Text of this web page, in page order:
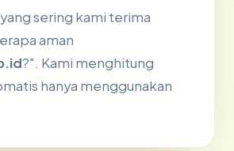
sering kami terima
aman
?". Kami menghitung
hanya menggunakan